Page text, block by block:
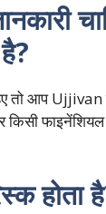
तो आप Ujjivan
किसी
होता